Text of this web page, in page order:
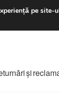
şi
pe site-